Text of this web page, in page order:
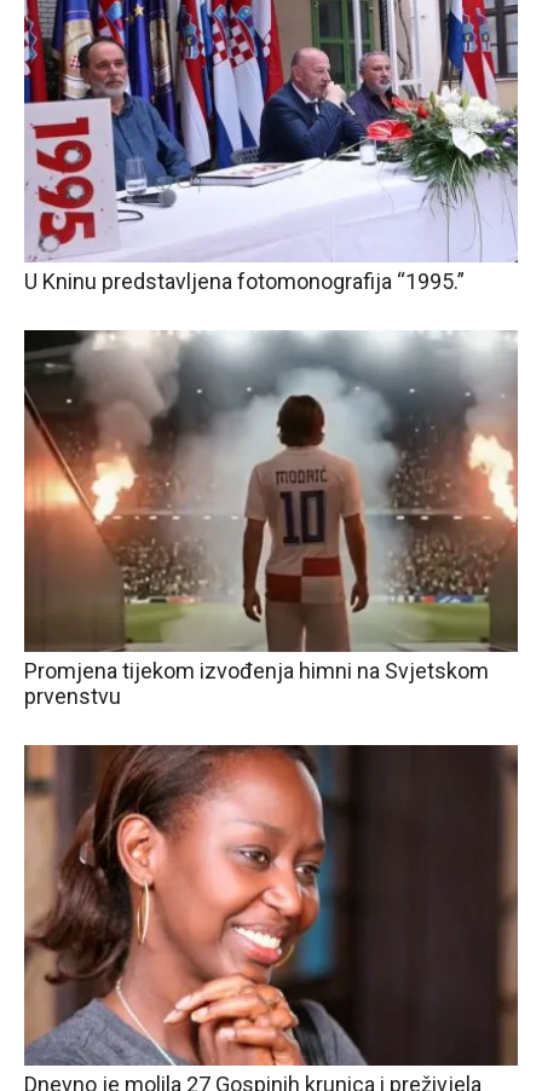
U Kninu predstavljena fotomonografija “1995.”
Promjena tijekom izvođenja himni na Svjetskom
prvenstvu
Dnevno je molila 27 Gospinih krunica i preživjela